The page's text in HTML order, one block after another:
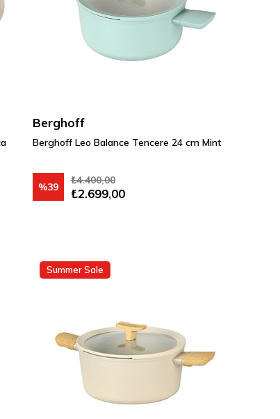
Berghoff
Berghoff Leo Balance Tencere 24 cm Mint
₺2.699,00
₺4.400,00
%39
Summer Sale